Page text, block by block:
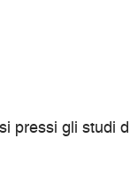
pressi gli studi